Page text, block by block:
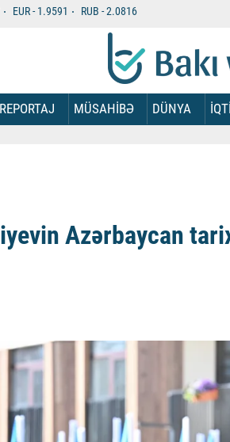
EUR -1.9591 RUB -2.0816
REPORTAJ MÜSAHİBƏ DÜNYA
Azərbaycan